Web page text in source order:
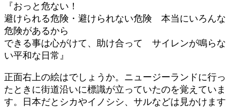
『おっと危ない！
避けられる危険・避けられない危険 本当にいろんな
危険があるから
できる事は心がけて、助け合って サイレンが鳴らな
い平和な日常』
正面右上の絵はでしょうか。ニュージーランドに行っ
たときに街道沿いに標識が立っていたのを覚えていま
す。日本だとシカやイノシシ、サルなどは見かけます